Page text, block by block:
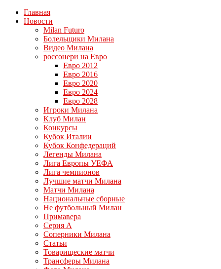
Главная
Новости
Milan Futuro
Болельщики Милана
Видео Милана
россонери на Евро
Евро 2012
Евро 2016
Евро 2020
Евро 2024
Евро 2028
Игроки Милана
Клуб Милан
Конкурсы
Кубок Италии
Кубок Конфедераций
Легенды Милана
Лига Европы УЕФА
Лига чемпионов
Лучшие матчи Милана
Матчи Милана
Национальные сборные
Не футбольный Милан
Примавера
Серия А
Соперники Милана
Статьи
Товарищеские матчи
Трансферы Милана